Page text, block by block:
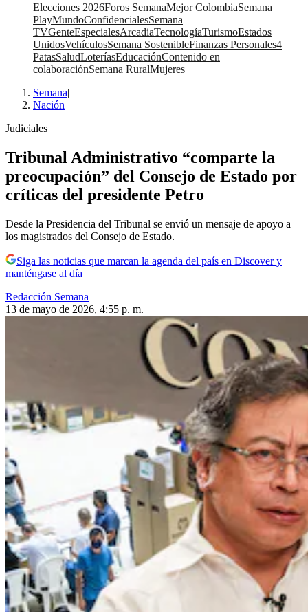
Elecciones 2026Foros SemanaMejor ColombiaSemana
PlayMundoConfidencialesSemana
TVGenteEspecialesArcadiaTecnologíaTurismoEstados
UnidosVehículosSemana SostenibleFinanzas Personales4
PatasSaludLoteríasEducaciónContenido en
colaboraciónSemana RuralMujeres
Semana|
Nación
Judiciales
Tribunal Administrativo “comparte la
preocupación” del Consejo de Estado por
críticas del presidente Petro
Desde la Presidencia del Tribunal se envió un mensaje de apoyo a
los magistrados del Consejo de Estado.
Siga las noticias que marcan la agenda del país en Discover y
manténgase al día
Redacción Semana
13 de mayo de 2026, 4:55 p. m.